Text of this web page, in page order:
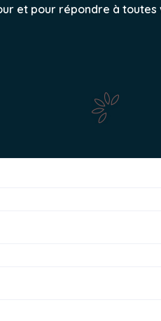
et pour répondre à toutes